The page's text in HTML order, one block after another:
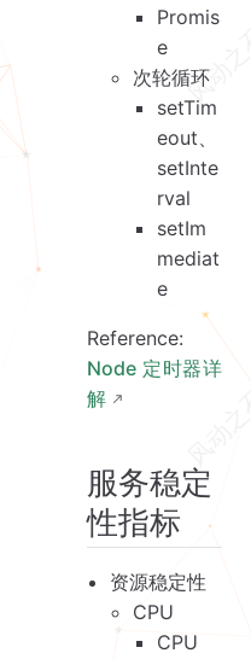
Promis
e
次轮循环
setTim
eout、
setInte
rval
setIm
mediat
e
Reference:
Node 定时器详
解
服务稳定
性指标
资源稳定性
CPU
CPU